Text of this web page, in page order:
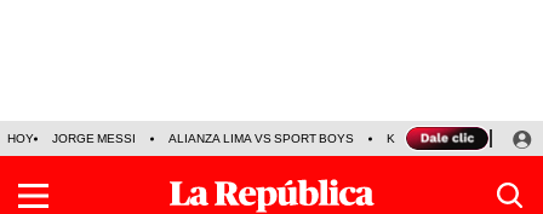
HOY JORGE MESSI ALIANZA LIMA VS SPORT BOYS KENJI FUJIMORI